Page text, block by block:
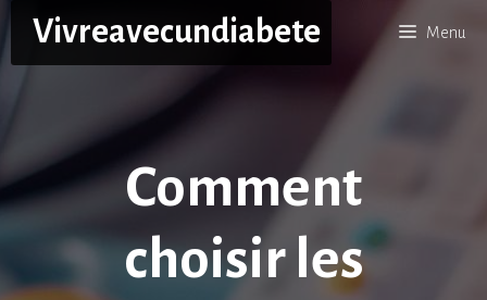
contenu
Vivreavecundiabete Menu
Comment
choisir les